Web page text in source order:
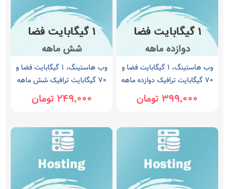
وب هاستینگ، 1 گیگابایت فضا و
70 گیگابایت ترافیک دوازده ماهه
399,000 تومان
وب هاستینگ، 1 گیگابایت فضا و
70 گیگابایت ترافیک شش ماهه
249,000 تومان